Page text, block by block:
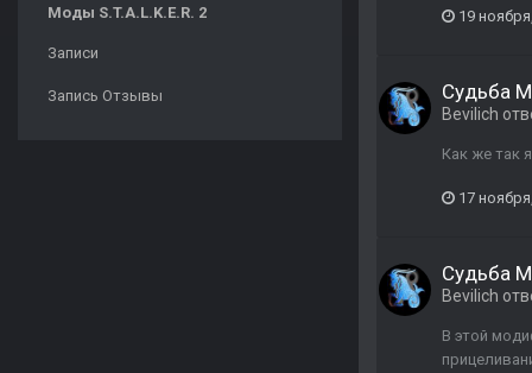
Моды S.T.A.L.K.E.R. 2
Записи
Запись Отзывы
19
Судьба
Bevilich
Как же так
17
Судьба
Bevilich
В этой